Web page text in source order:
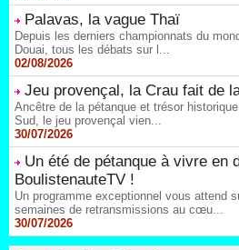
Palavas, la vague Thaï
Depuis les derniers championnats du
Douai, tous les débats sur l...
02/08/2026
Jeu provençal, la Crau fait de
Ancêtre de la pétanque et trésor
Sud, le jeu provençal vien...
30/07/2026
Un été de pétanque à vivre en
BoulistenauteTV !
Un programme exceptionnel vous attend
semaines de retransmissions au cœu...
30/07/2026